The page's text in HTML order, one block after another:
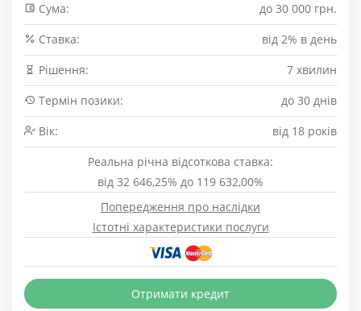
Сума:
до 30 000 грн.
Cтавка:
від 2% в день
Рішення:
7 хвилин
Термін позики:
до 30 днів
Вік:
від 18 років
Реальна річна відсоткова ставка:
від 32 646,25% до 119 632,00%
Попередження про наслідки
Істотні характеристики послуги
Отримати кредит